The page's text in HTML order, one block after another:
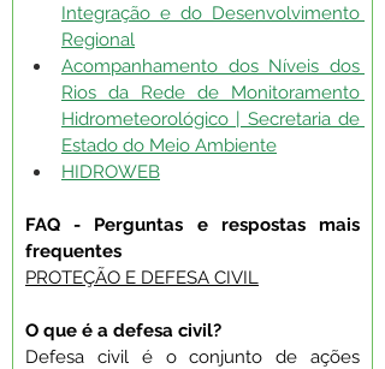
Integração e do Desenvolvimento
Regional
Acompanhamento dos Níveis dos
Rios da Rede de Monitoramento
Hidrometeorológico | Secretaria de
Estado do Meio Ambiente
HIDROWEB
FAQ - Perguntas e respostas mais
frequentes
PROTEÇÃO E DEFESA CIVIL
O que é a defesa civil?
Defesa civil é o conjunto de ações